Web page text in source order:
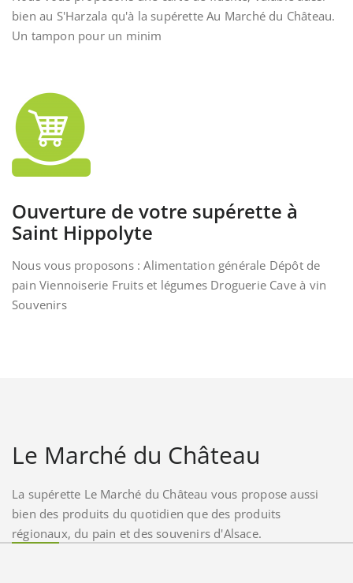
bien au S'Harzala qu'à la supérette Au Marché du Château.
Un tampon pour un minim
Ouverture de votre supérette à
Saint Hippolyte
Nous vous proposons : Alimentation générale Dépôt de
pain Viennoiserie Fruits et légumes Droguerie Cave à vin
Souvenirs
Le Marché du Château
La supérette Le Marché du Château vous propose aussi
bien des produits du quotidien que des produits
régionaux, du pain et des souvenirs d'Alsace.